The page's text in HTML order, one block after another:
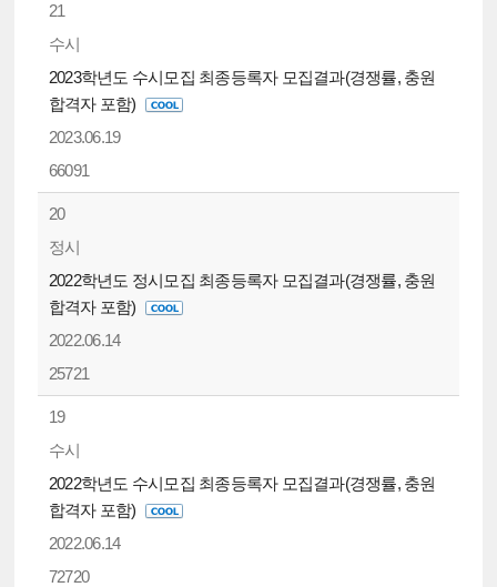
21
수시
2023학년도 수시모집 최종등록자 모집결과(경쟁률, 충원
합격자 포함)
2023.06.19
66091
20
정시
2022학년도 정시모집 최종등록자 모집결과(경쟁률, 충원
합격자 포함)
2022.06.14
25721
19
수시
2022학년도 수시모집 최종등록자 모집결과(경쟁률, 충원
합격자 포함)
2022.06.14
72720